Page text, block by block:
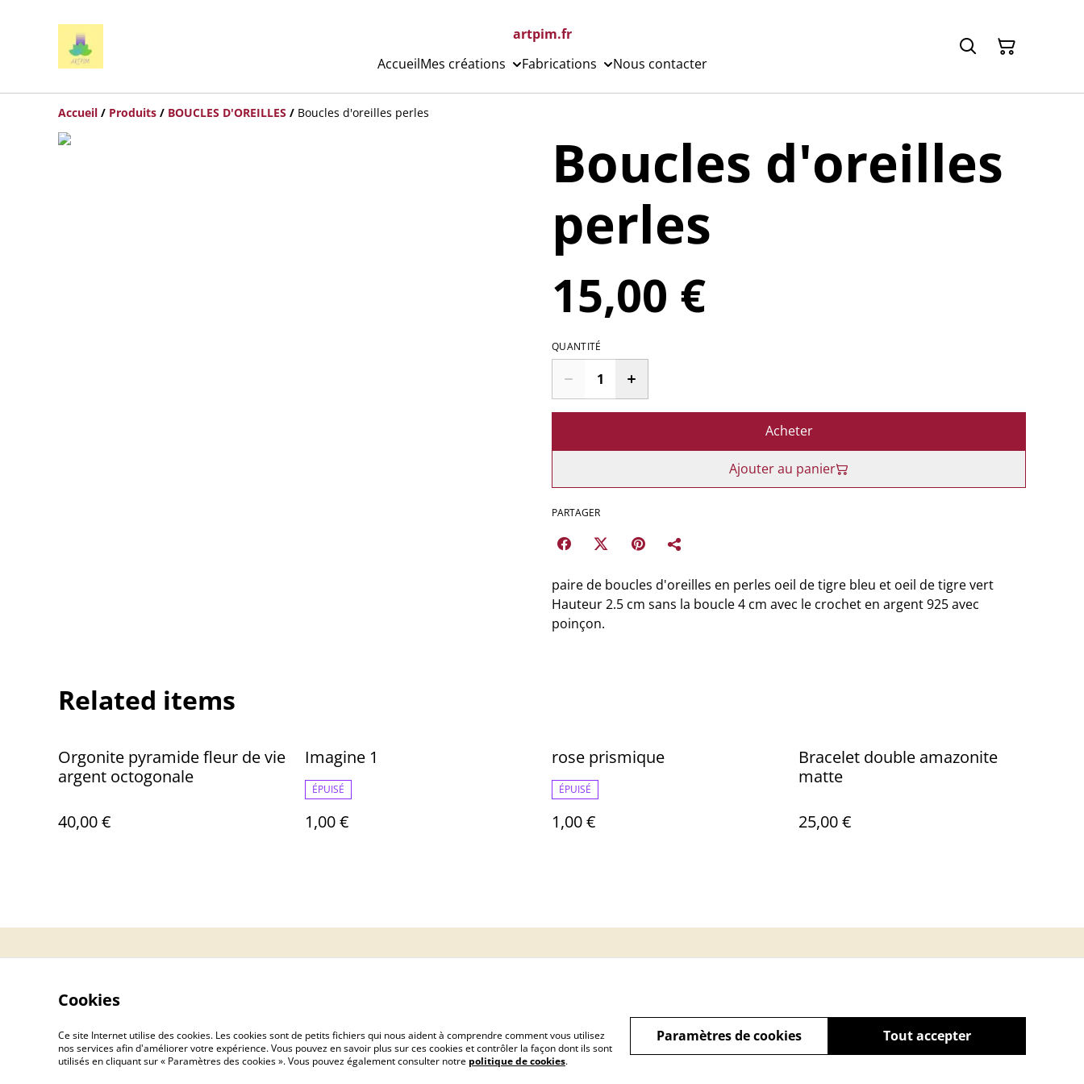
artpim.fr
AccueilMes créations Fabrications Nous contacter
Accueil / Produits / BOUCLES D'OREILLES / Boucles d'oreilles perles
Boucles d'oreilles
perles
15,00 €
QUANTITÉ
Acheter
Ajouter au panier
PARTAGER
paire de boucles d'oreilles en perles oeil de tigre bleu et oeil de tigre vert
Hauteur 2.5 cm sans la boucle 4 cm avec le crochet en argent 925 avec
poinçon.
Related items
Orgonite pyramide fleur de vie
argent octogonale
40,00 €
Imagine 1
ÉPUISÉ
1,00 €
rose prismique
ÉPUISÉ
1,00 €
Bracelet double amazonite
matte
25,00 €
©2026 artpim.fr
Cookies
Ce site Internet utilise des cookies. Les cookies sont de petits fichiers qui nous aident à comprendre comment vous utilisez
nos services afin d'améliorer votre expérience. Vous pouvez en savoir plus sur ces cookies et contrôler la façon dont ils sont
utilisés en cliquant sur « Paramètres des cookies ». Vous pouvez également consulter notre politique de cookies.
Tout accepter
Paramètres de cookies